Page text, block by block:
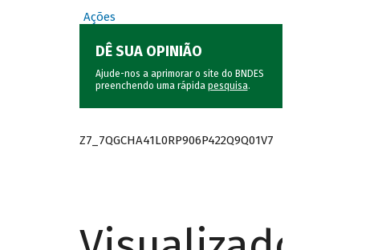
Ações
DÊ SUA OPINIÃO
Ajude-nos a aprimorar o site do BNDES
preenchendo uma rápida pesquisa.
Z7_7QGCHA41L0RP906P422Q9Q01V7